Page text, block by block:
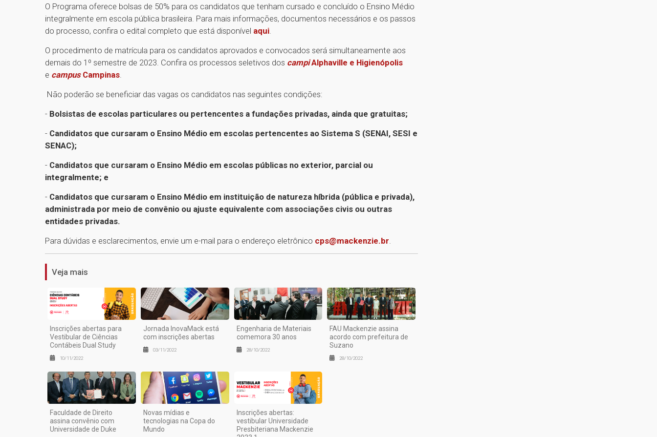
O Programa oferece bolsas de 50% para os candidatos que tenham cursado e concluído o Ensino Médio
integralmente em escola pública brasileira. Para mais informações, documentos necessários e os passos
do processo, confira o edital completo que está disponível aqui.
O procedimento de matrícula para os candidatos aprovados e convocados será simultaneamente aos
demais do 1º semestre de 2023. Confira os processos seletivos dos campiAlphaville e Higienópolis
e campus Campinas.
Não poderão se beneficiar das vagas os candidatos nas seguintes condições:
- Bolsistas de escolas particulares ou pertencentes a fundações privadas, ainda que gratuitas;
- Candidatos que cursaram o Ensino Médio em escolas pertencentes ao Sistema S (SENAI, SESI e
SENAC);
- Candidatos que cursaram o Ensino Médio em escolas públicas no exterior, parcial ou
integralmente; e
- Candidatos que cursaram o Ensino Médio em instituição de natureza híbrida (pública e privada),
administrada por meio de convênio ou ajuste equivalente com associações civis ou outras
entidades privadas.
Para dúvidas e esclarecimentos, envie um e-mail para o endereço eletrônico cps@mackenzie.br.
Veja mais
Inscrições abertas para
Vestibular de Ciências
Contábeis Dual Study
10/11/2022
Jornada InovaMack está
com inscrições abertas
03/11/2022
Engenharia de Materiais
comemora 30 anos
28/10/2022
FAU Mackenzie assina
acordo com prefeitura de
Suzano
28/10/2022
Faculdade de Direito
assina convênio com
Universidade de Duke
Novas mídias e
tecnologias na Copa do
Mundo
Inscrições abertas:
vestibular Universidade
Presbiteriana Mackenzie